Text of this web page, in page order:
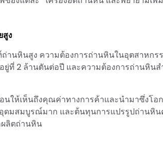
สูง
านหินสูง ความต้องการถ่านหินในอุตสาหกร
ที่ 2 ล้านตันต่อปี และความต้องการถ่านหินส
ให้เห็นถึงคุณค่าทางการค้าและนำมาซึ่งโอ
มสมบูรณ์มาก และต้นทุนการแปรรูปถ่านหิ
ลิตถ่านหิน